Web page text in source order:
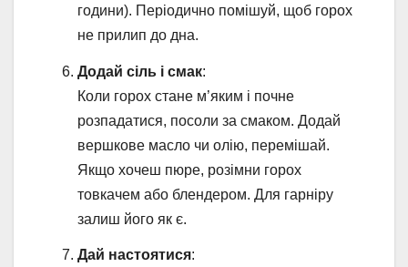
години). Періодично помішуй, щоб горох
не прилип до дна.
Додай сіль і смак:
Коли горох стане м’яким і почне
розпадатися, посоли за смаком. Додай
вершкове масло чи олію, перемішай.
Якщо хочеш пюре, розімни горох
товкачем або блендером. Для гарніру
залиш його як є.
Дай настоятися: